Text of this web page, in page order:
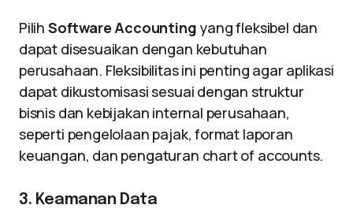
Pilih Software Accounting yang fleksibel dan
dapat disesuaikan dengan kebutuhan
perusahaan. Fleksibilitas ini penting agar aplikasi
dapat dikustomisasi sesuai dengan struktur
bisnis dan kebijakan internal perusahaan,
seperti pengelolaan pajak, format laporan
keuangan, dan pengaturan chart of accounts.
3. Keamanan Data